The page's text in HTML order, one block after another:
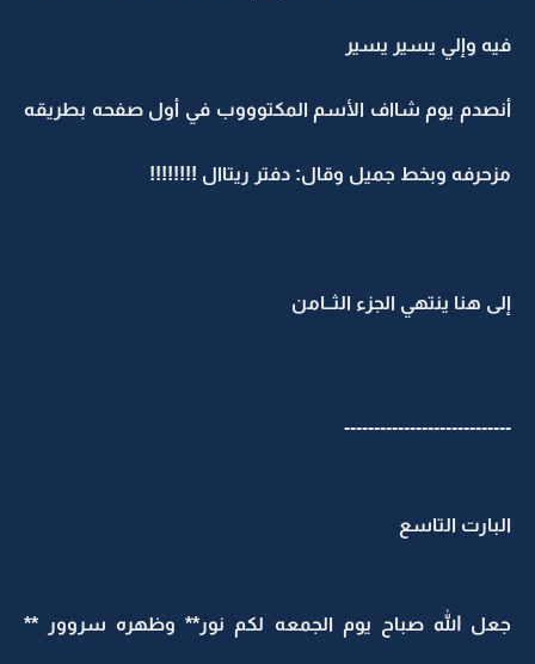
فيه وإلي يسير يسير
أنصدم يوم شااف الأسم المكتوووب في أول صفحه بطريقه
مزحرفه وبخط جميل وقال: دفتر ريتاال !!!!!!!!
إلى هنا ينتهي الجزء الثــامن
----------------------------
البارت التاسع
جعل الله صباح يوم الجمعه لكم نور** وظهره سروور **